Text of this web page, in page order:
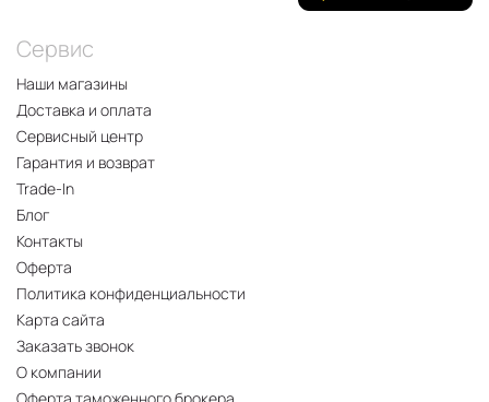
Сервис
Наши магазины
Доставка и оплата
Сервисный центр
Гарантия и возврат
Trade-In
Блог
Контакты
Оферта
Политика конфиденциальности
Карта сайта
Заказать звонок
О компании